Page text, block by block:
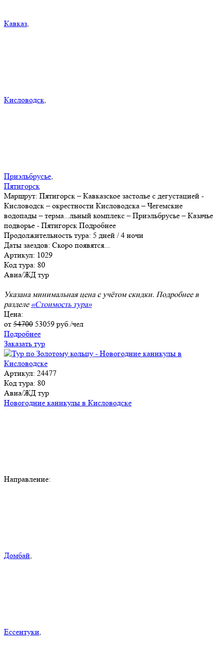
Кавказ,
Кисловодск,
Приэльбрусье,
Пятигорск
Маршрут: Пятигорск – Кавказское застолье с дегустацией -
Кисловодск – окрестности Кисловодска – Чегемские
водопады – терма...льный комплекс – Приэльбрусье – Казачье
подворье - Пятигорск Подробнее
Продолжительность тура: 5 дней / 4 ночи
Даты заездов: Скоро появятся...
Артикул: 1029
Код тура: 80
Авиа/ЖД тур
Указана минимальная цена с учётом скидки. Подробнее в
разделе «Стоимость тура»
Цена:
от 54700 53059 руб./чел
Подробнее
Заказать тур
Артикул: 24477
Код тура: 80
Авиа/ЖД тур
Новогодние каникулы в Кисловодске
Направление:
Домбай,
Ессентуки,